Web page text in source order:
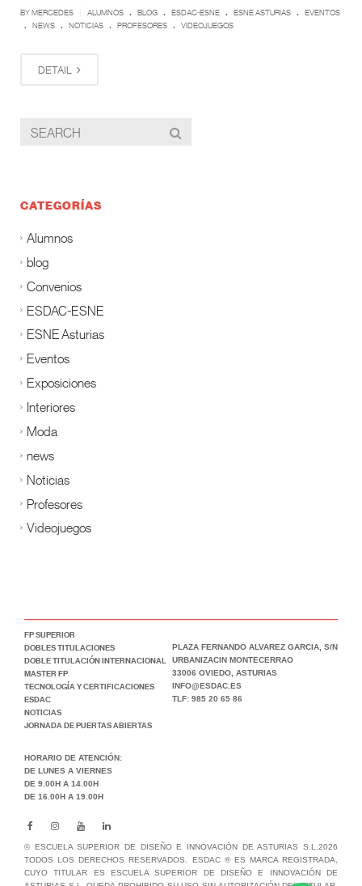
BY MERCEDES ALUMNOS . BLOG . ESDAC-ESNE . ESNE ASTURIAS . EVENTOS
. NEWS . NOTICIAS . PROFESORES . VIDEOJUEGOS
DETAIL
CATEGORÍAS
Alumnos
blog
Convenios
ESDAC-ESNE
ESNE Asturias
Eventos
Exposiciones
Interiores
Moda
news
Noticias
Profesores
Videojuegos
FP SUPERIOR
DOBLES TITULACIONES
DOBLE TITULACIÓN INTERNACIONAL
MASTER FP
TECNOLOGÍA Y CERTIFICACIONES
ESDAC
NOTICIAS
JORNADA DE PUERTAS ABIERTAS
PLAZA FERNANDO ALVAREZ GARCIA, S/N
URBANIZACIN MONTECERRAO
33006 OVIEDO, ASTURIAS
INFO@ESDAC.ES
TLF: 985 20 65 86
HORARIO DE ATENCIÓN:
DE LUNES A VIERNES
DE 9.00H A 14.00H
DE 16.00H A 19.00H
© ESCUELA SUPERIOR DE DISEÑO E INNOVACIÓN DE ASTURIAS S.L.2026
TODOS LOS DERECHOS RESERVADOS. ESDAC ® ES MARCA REGISTRADA,
CUYO TITULAR ES ESCUELA SUPERIOR DE DISEÑO E INNOVACIÓN DE